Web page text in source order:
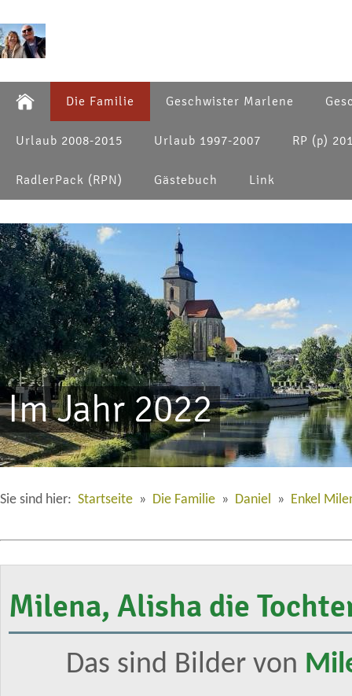
Die Familie Geschwister Marlene
Urlaub 2008-2015 Urlaub 1997-2007 RP (p)
RadlerPack (RPN) Gästebuch Link
Im Jahr 2022
Sie sind hier: Startseite » Die Familie » Daniel » Enkel
Milena, Alisha die
Das sind Bilder von